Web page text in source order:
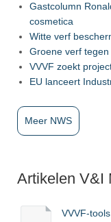
Gastcolumn
cosmetica
Witte verf
Groene verf
VVVF zoekt
EU lanceert
Meer NWS
Artikelen V&I
VVVF-